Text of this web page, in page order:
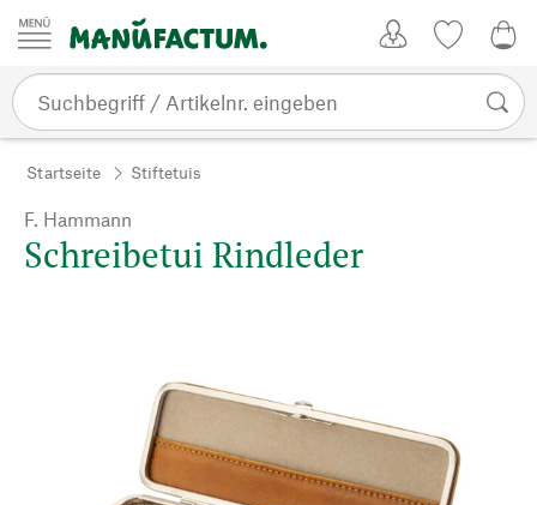
Zum Inhalt springen
Startseite Stiftetuis
F. Hammann
Schreibetui Rindleder